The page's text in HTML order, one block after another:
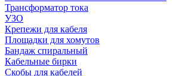
Трансформатор тока
УЗО
Крепежи для кабеля
Площадки для хомутов
Бандаж спиральный
Кабельные бирки
Cкобы для кабелей